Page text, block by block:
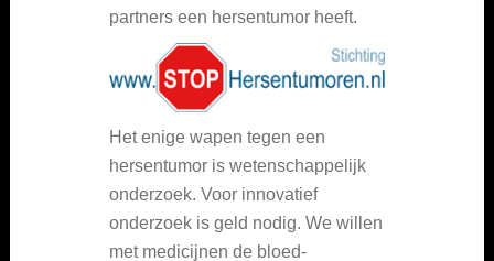
partners een hersentumor heeft.
Het enige wapen tegen een
hersentumor is wetenschappelijk
onderzoek. Voor innovatief
onderzoek is geld nodig. We willen
met medicijnen de bloed-